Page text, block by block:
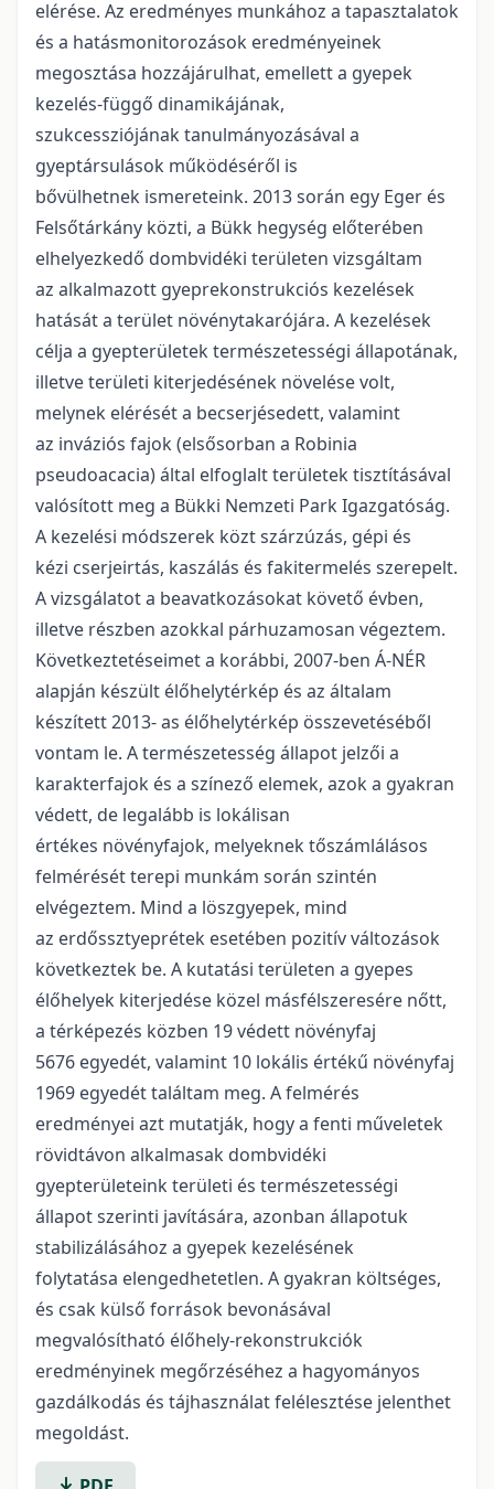
elérése. Az eredményes munkához a tapasztalatok
és a hatásmonitorozások eredményeinek
megosztása hozzájárulhat, emellett a gyepek
kezelés-függő dinamikájának,
szukcessziójának tanulmányozásával a
gyeptársulások működéséről is
bővülhetnek ismereteink. 2013 során egy Eger és
Felsőtárkány közti, a Bükk hegység előterében
elhelyezkedő dombvidéki területen vizsgáltam
az alkalmazott gyeprekonstrukciós kezelések
hatását a terület növénytakarójára. A kezelések
célja a gyepterületek természetességi állapotának,
illetve területi kiterjedésének növelése volt,
melynek elérését a becserjésedett, valamint
az inváziós fajok (elsősorban a Robinia
pseudoacacia) által elfoglalt területek tisztításával
valósított meg a Bükki Nemzeti Park Igazgatóság.
A kezelési módszerek közt szárzúzás, gépi és
kézi cserjeirtás, kaszálás és fakitermelés szerepelt.
A vizsgálatot a beavatkozásokat követő évben,
illetve részben azokkal párhuzamosan végeztem.
Következtetéseimet a korábbi, 2007-ben Á-NÉR
alapján készült élőhelytérkép és az általam
készített 2013- as élőhelytérkép összevetéséből
vontam le. A természetesség állapot jelzői a
karakterfajok és a színező elemek, azok a gyakran
védett, de legalább is lokálisan
értékes növényfajok, melyeknek tőszámlálásos
felmérését terepi munkám során szintén
elvégeztem. Mind a löszgyepek, mind
az erdőssztyeprétek esetében pozitív változások
következtek be. A kutatási területen a gyepes
élőhelyek kiterjedése közel másfélszeresére nőtt,
a térképezés közben 19 védett növényfaj
5676 egyedét, valamint 10 lokális értékű növényfaj
1969 egyedét találtam meg. A felmérés
eredményei azt mutatják, hogy a fenti műveletek
rövidtávon alkalmasak dombvidéki
gyepterületeink területi és természetességi
állapot szerinti javítására, azonban állapotuk
stabilizálásához a gyepek kezelésének
folytatása elengedhetetlen. A gyakran költséges,
és csak külső források bevonásával
megvalósítható élőhely-rekonstrukciók
eredményinek megőrzéséhez a hagyományos
gazdálkodás és tájhasználat felélesztése jelenthet
megoldást.